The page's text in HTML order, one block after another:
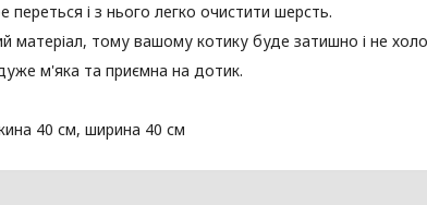
переться і з нього легко очистити шерсть.
матеріал, тому вашому котику буде затишно і не
м'яка та приємна на дотик.
40 см, ширина 40 см